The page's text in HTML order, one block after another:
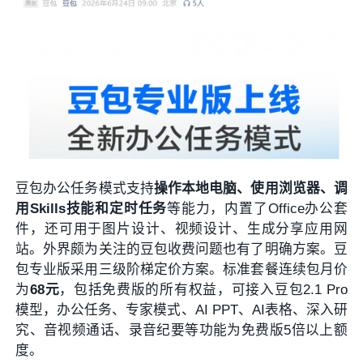
豆包办公任务模式支持操作本地电脑、使用浏览器、调
用Skills技能和定时任务等能力，内置了Office办公套
件，还可用于图片设计、视频设计、生成分享应用网
站。外界颇为关注的豆包收费问题也有了明确方案。豆
包专业版采用三级阶梯定价方案。标准套餐连续包月价
为68元，包括免费版的所有权益，可接入豆包2.1 Pro
模型，办公任务、专家模式、AI PPT、AI表格、深入研
究、音视频通话、录音纪要等功能为免费版5倍以上额
度。